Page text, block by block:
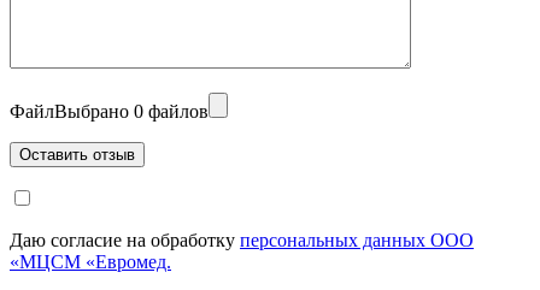
ФайлВыбрано 0 файлов
Даю согласие на обработку персональных данных ООО
«МЦСМ «Евромед.